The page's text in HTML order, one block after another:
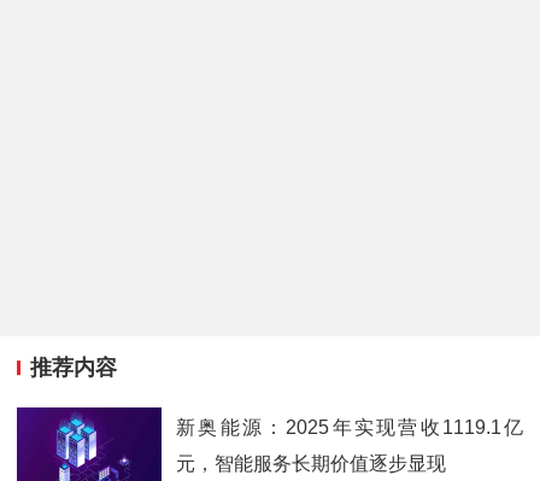
推荐内容
新奥能源：2025年实现营收1119.1亿
元，智能服务长期价值逐步显现